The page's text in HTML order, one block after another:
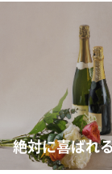
絶対に喜ばれ